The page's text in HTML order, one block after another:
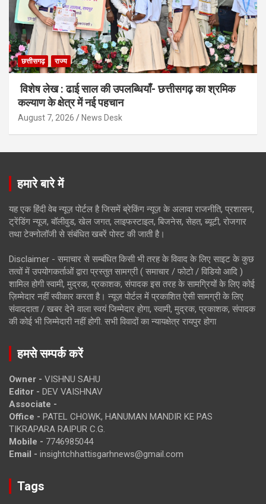
छत्तीसगढ़ राज्य
विशेष लेख : ढाई साल की उपलब्धियाँ- छत्तीसगढ़ का श्रमिक
कल्याण के क्षेत्र में नई पहचान
August 7, 2026 News Desk
हमारे बारे में
यह एक हिंदी वेब न्यूज़ पोर्टल है जिसमें ब्रेकिंग न्यूज़ के अलावा राजनीति, प्रशासन,
ट्रेंडिंग न्यूज, बॉलीवुड, खेल जगत, लाइफस्टाइल, बिजनेस, सेहत, ब्यूटी, रोजगार
तथा टेक्नोलॉजी से संबंधित खबरें पोस्ट की जाती है।
Disclaimer - समाचार से सम्बंधित किसी भी तरह के विवाद के लिए साइट के कुछ
तत्वों में उपयोगकर्ताओं द्वारा प्रस्तुत सामग्री ( समाचार / फोटो / विडियो आदि )
शामिल होगी स्वामी, मुद्रक, प्रकाशक, संपादक इस तरह के सामग्रियों के लिए कोई
ज़िम्मेदार नहीं स्वीकार करता है। न्यूज़ पोर्टल में प्रकाशित ऐसी सामग्री के लिए
संवाददाता / खबर देने वाला स्वयं जिम्मेदार होगा, स्वामी, मुद्रक, प्रकाशक, संपादक
की कोई भी जिम्मेदारी नहीं होगी. सभी विवादों का न्यायक्षेत्र रायपुर होगा
हमसे सम्पर्क करें
Owner - VISHNU SAHU
Editor - DEV VAISHNAV
Associate -
Office - PATEL CHOWK, HANUMAN MANDIR KE PAS
TIKRAPARA RAIPUR C.G.
Mobile - 7746985044
Email - insightchhattisgarhnews@gmail.com
Tags